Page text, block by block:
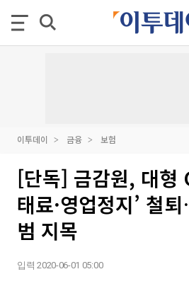
이투데이 금융 보험
[단독] 금감원, 대형
태료·영업정지’ 철
범 지목
입력 2020-06-01 05:00